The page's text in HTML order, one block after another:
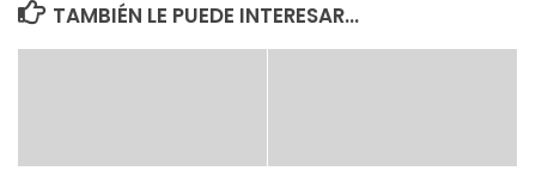
TAMBIÉN LE PUEDE INTERESAR...